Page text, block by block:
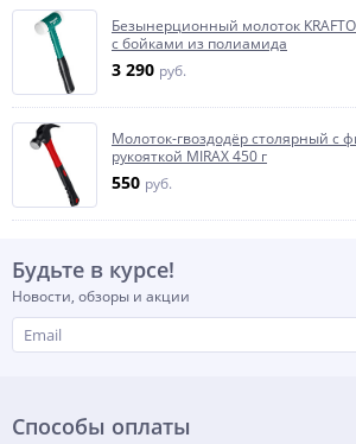
Безынерционный молоток
с бойками из полиамида
3 290 руб.
Молоток-гвоздодёр столярный с
рукояткой MIRAX 450 г
550 руб.
Будьте в курсе!
Новости, обзоры и акции
Способы оплаты